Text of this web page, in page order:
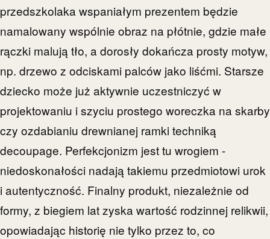
przedszkolaka wspaniałym prezentem będzie
namalowany wspólnie obraz na płótnie, gdzie małe
rączki malują tło, a dorosły dokańcza prosty motyw,
np. drzewo z odciskami palców jako liśćmi. Starsze
dziecko może już aktywnie uczestniczyć w
projektowaniu i szyciu prostego woreczka na skarby
czy ozdabianiu drewnianej ramki techniką
decoupage. Perfekcjonizm jest tu wrogiem -
niedoskonałości nadają takiemu przedmiotowi urok
i autentyczność. Finalny produkt, niezależnie od
formy, z biegiem lat zyska wartość rodzinnej relikwii,
opowiadając historię nie tylko przez to, co